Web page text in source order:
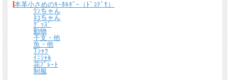
本革小さめのｷｰﾎﾙﾀﾞｰ（ﾄﾞｺﾃﾞﾓ）
ﾜﾝちゃん
ﾈｺちゃん
ｸﾞｯｽﾞ
動物
干支・他
魚・他
Tｼｬﾂ
ｲﾆｼｬﾙ
花ﾌﾟﾚｰﾄ
制服